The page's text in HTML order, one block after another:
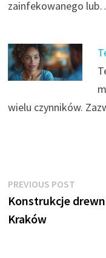
zainfekowanego
wielu czynników.
Nawigacja
wpisu
PREVIOUS POST
post:
Konstrukcje
Kraków